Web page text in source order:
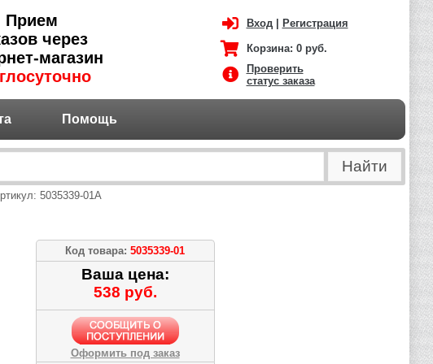
Прием
через
магазин
Вход| Регистрация
Корзина: 0 руб.
Проверить
статус заказа
Помощь
5035339-01A
Код товара: 5035339-01
Ваша цена:
538 руб.
Оформить под заказ